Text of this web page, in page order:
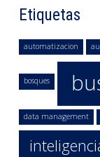
Etiquetas
automatizacion
bosques
data management